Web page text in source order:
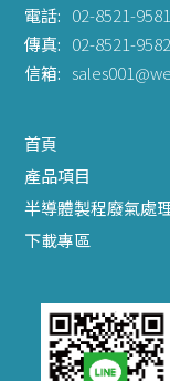
電話: 02-8521-9581
傳真: 02-8521-9582
信箱:
首頁
產品項目
半導體製程廢氣處
下載專區